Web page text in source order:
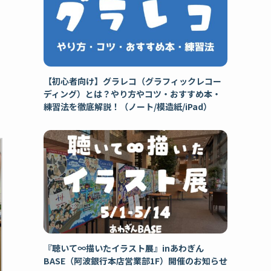
【初心者向け】グラレコ（グラフィックレコー
ディング）とは？やり方やコツ・おすすめ本・
練習法を徹底解説！（ノート/模造紙/iPad）
『聴いて∞描いたイラスト展』inあわぎん
BASE（阿波銀行本店営業部1F）開催のお知らせ